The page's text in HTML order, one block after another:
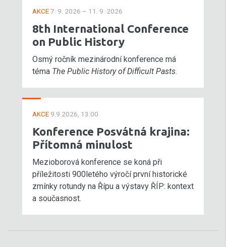
AKCE7. 9. 2026 – 11. 9. 2026
8th International Conference
on Public History
Osmý ročník mezinárodní konference má
téma The Public History of Difficult Pasts.
AKCE 9.9.2026, 13:00
Konference Posvátná krajina:
Přítomná minulost
Mezioborová konference se koná při
příležitosti 900letého výročí první historické
zmínky rotundy na Řípu a výstavy ŘÍP: kontext
a současnost.